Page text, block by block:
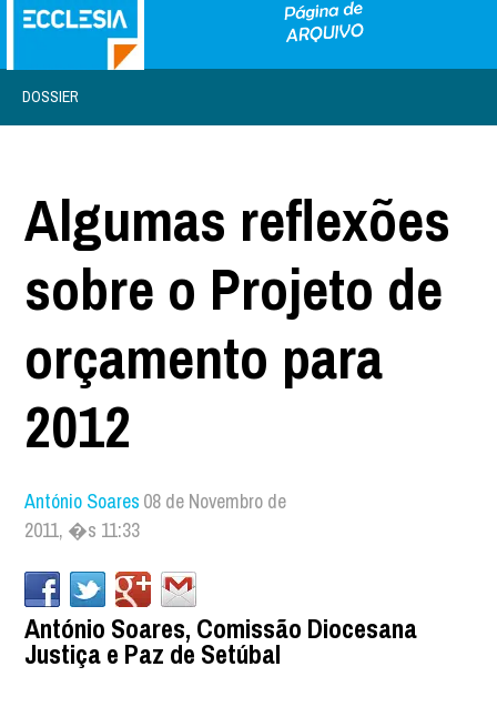
DOSSIER
Algumas reflexões
sobre o Projeto de
orçamento para
2012
António Soares 08 de Novembro de
2011, �s 11:33
António Soares, Comissão Diocesana
Justiça e Paz de Setúbal